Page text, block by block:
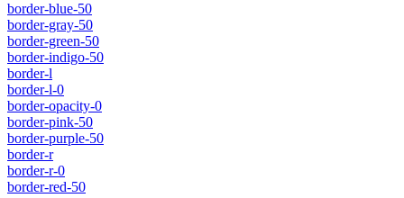
border-blue-50
border-gray-50
border-green-50
border-indigo-50
border-l
border-l-0
border-opacity-0
border-pink-50
border-purple-50
border-r
border-r-0
border-red-50